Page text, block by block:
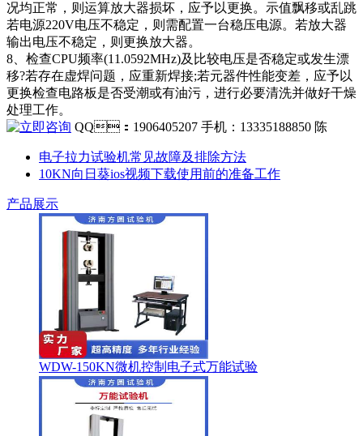
况均正常，则运算放大器损坏，应予以更换。示值飘移或乱跳
若电源220V电压不稳定，则需配置一台稳压电源。若放大器
输出电压不稳定，则更换放大器。
8、检查CPU频率(11.0592MHz)及比较电压是否稳定或发生漂
移?若存在虚焊问题，应重新焊接;若元器件性能变差，应予以
更换检查电路板是否受潮或有油污，进行必要清洗并做好干燥
处理工作。
QQ：1906405207 手机：13335188850 陈
电子拉力试验机常见故障及排除方法
10KN向日葵ios视频下载使用前的准备工作
产品展示
WDW-150KN微机控制电子式万能试验